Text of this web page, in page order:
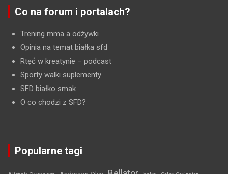
Co na forum i portalach?
Trening mma a odżywki
Opinia na temat białka sfd
Rtęć w kreatynie – podcast
Sporty walki suplementy
SFD białko smak
O co chodzi z SFD?
Popularne tagi